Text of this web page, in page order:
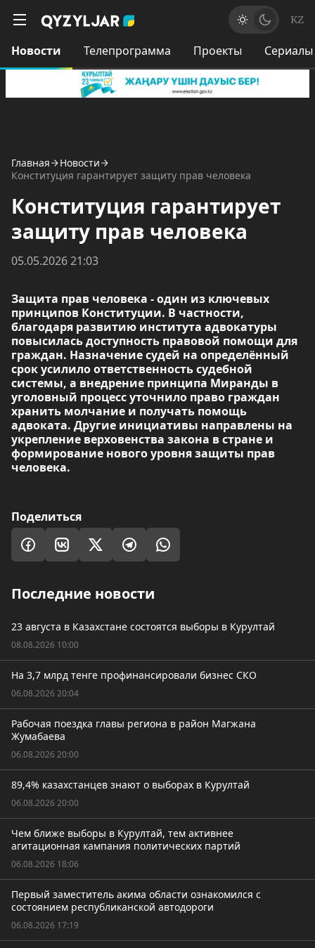
KZ
Новости Телепрограмма Проекты Сериалы
Главная
Новости
Конституция гарантирует защиту прав человека
Конституция гарантирует
защиту прав человека
05.05.2026 21:03
Защита прав человека - один из ключевых
принципов Конституции. В частности,
благодаря развитию института адвокатуры
повысилась доступность правовой помощи для
граждан. Назначение судей на определённый
срок усилило ответственность судебной
системы, а внедрение принципа Миранды в
уголовный процесс уточнило право граждан
хранить молчание и получать помощь
адвоката. Другие инициативы направлены на
укрепление верховенства закона в стране и
формирование нового уровня защиты прав
человека.
Поделиться
Последние новости
23 августа в Казахстане состоятся выборы в Курултай
08.08.2026 10:00
На 3,7 млрд тенге профинансировали бизнес СКО
06.08.2026 20:04
Рабочая поездка главы региона в район Магжана
Жумабаева
06.08.2026 20:00
89,4% казахстанцев знают о выборах в Курултай
06.08.2026 20:00
Чем ближе выборы в Курултай, тем активнее
агитационная кампания политических партий
06.08.2026 18:06
Первый заместитель акима области ознакомился с
состоянием республиканской автодороги
06.08.2026 17:19